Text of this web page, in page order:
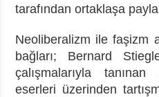
tarafından ortaklaşa
Neoliberalizm ile faşizm
bağları; Bernard
çalışmalarıyla
eserleri üzerinden